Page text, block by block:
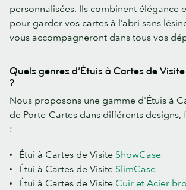
personnalisées. Ils combinent élégance
pour garder vos cartes à l’abri sans
vous accompagneront dans tous vos
Quels genres d’Étuis à Cartes de
?
Nous proposons une gamme d'Étuis à
de Porte-Cartes dans différents designs,
:
Étui à Cartes de Visite ShowCase
Étui à Cartes de Visite SlimCase
Étui à Cartes de Visite Cuir et Acier